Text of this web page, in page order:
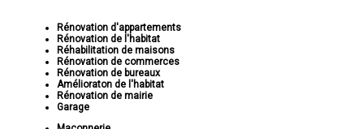
Rénovation d'appartements
Rénovation de l'habitat
Réhabilitation de maisons
Rénovation de commerces
Rénovation de bureaux
Amélioraton de l'habitat
Rénovation de mairie
Garage